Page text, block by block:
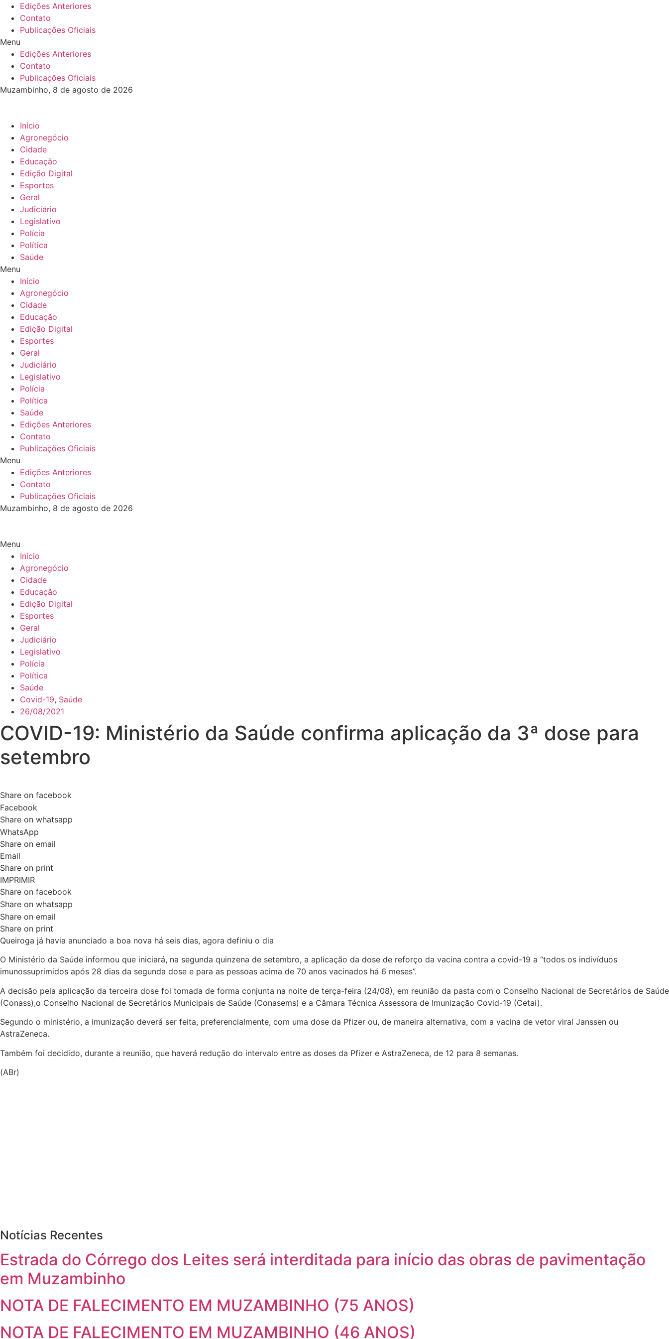
para
conteúdo
Edições Anteriores
Contato
Publicações Oficiais
Menu
Edições Anteriores
Contato
Publicações Oficiais
Muzambinho, 8 de agosto de 2026
Início
Agronegócio
Cidade
Educação
Edição Digital
Esportes
Geral
Judiciário
Legislativo
Polícia
Política
Saúde
Menu
Início
Agronegócio
Cidade
Educação
Edição Digital
Esportes
Geral
Judiciário
Legislativo
Polícia
Política
Saúde
Edições Anteriores
Contato
Publicações Oficiais
Menu
Edições Anteriores
Contato
Publicações Oficiais
Muzambinho, 8 de agosto de 2026
Menu
Início
Agronegócio
Cidade
Educação
Edição Digital
Esportes
Geral
Judiciário
Legislativo
Polícia
Política
Saúde
Covid-19, Saúde
26/08/2021
COVID-19: Ministério da Saúde confirma aplicação da 3ª dose para
setembro
Share on facebook
Facebook
Share on whatsapp
WhatsApp
Share on email
Email
Share on print
IMPRIMIR
Share on facebook
Share on whatsapp
Share on email
Share on print
Queiroga já havia anunciado a boa nova há seis dias, agora definiu o dia
O Ministério da Saúde informou que iniciará, na segunda quinzena de setembro, a aplicação da dose de reforço da vacina contra a covid-19 a “todos os indivíduos
imunossuprimidos após 28 dias da segunda dose e para as pessoas acima de 70 anos vacinados há 6 meses”.
A decisão pela aplicação da terceira dose foi tomada de forma conjunta na noite de terça-feira (24/08), em reunião da pasta com o Conselho Nacional de Secretários de Saúde
(Conass),o Conselho Nacional de Secretários Municipais de Saúde (Conasems) e a Câmara Técnica Assessora de Imunização Covid-19 (Cetai).
Segundo o ministério, a imunização deverá ser feita, preferencialmente, com uma dose da Pfizer ou, de maneira alternativa, com a vacina de vetor viral Janssen ou
AstraZeneca.
Também foi decidido, durante a reunião, que haverá redução do intervalo entre as doses da Pfizer e AstraZeneca, de 12 para 8 semanas.
(ABr)
Notícias Recentes
Estrada do Córrego dos Leites será interditada para início das obras de pavimentação
em Muzambinho
NOTA DE FALECIMENTO EM MUZAMBINHO (75 ANOS)
NOTA DE FALECIMENTO EM MUZAMBINHO (46 ANOS)